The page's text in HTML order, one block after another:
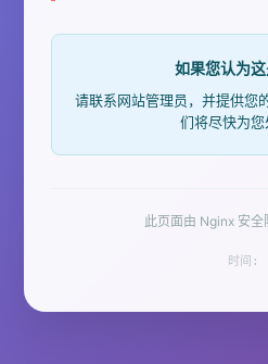
如果您认为这
请联系网站管理员，并提供您
们将尽快为您
此页面由 Nginx 安全
时间: